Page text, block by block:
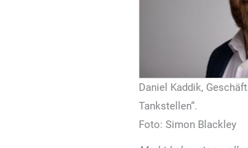
Daniel Kaddik,
Tankstellen“.
Foto: Simon Blackley